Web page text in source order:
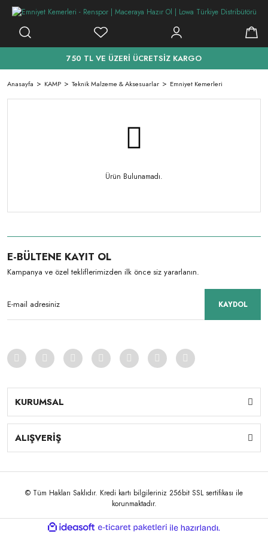
750 TL VE ÜZERİ ÜCRETSİZ KARGO
Anasayfa KAMP Teknik Malzeme & Aksesuarlar Emniyet Kemerleri
Ürün Bulunamadı.
E-BÜLTENE KAYIT OL
Kampanya ve özel tekliflerimizden ilk önce siz yararlanın.
KAYDOL
KURUMSAL
ALIŞVERİŞ
© Tüm Hakları Saklıdır. Kredi kartı bilgileriniz 256bit SSL sertifikası ile
korunmaktadır.
ideasoft
e-